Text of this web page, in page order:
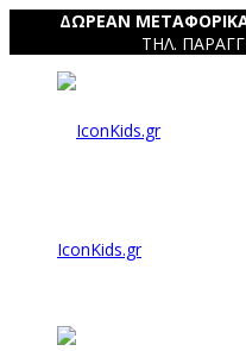
ΔΩΡΕΑΝ
ΤΗΛ.
IconKids.gr